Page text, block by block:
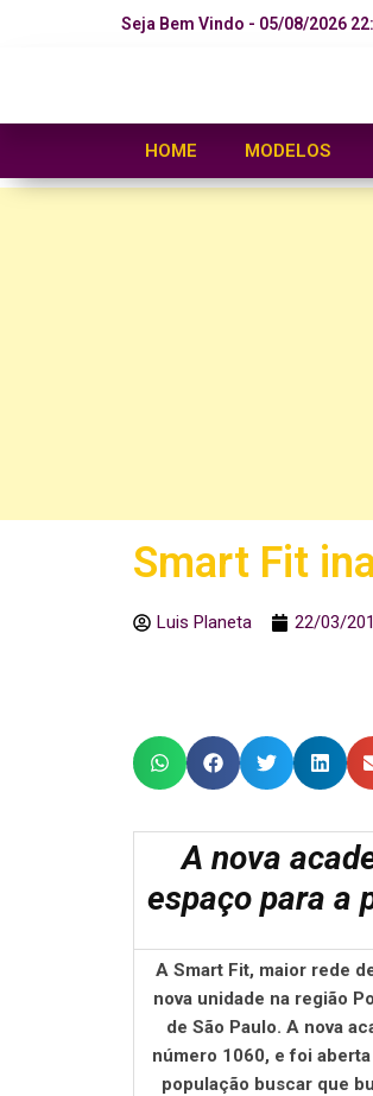
Seja Bem Vindo - 05/08/2026
HOME MODELOS
Smart Fit
Luis Planeta 22/03/
A nova
espaço para a
A Smart Fit, maior rede
nova unidade na região
de São Paulo. A nova
número 1060, e foi
população buscar que